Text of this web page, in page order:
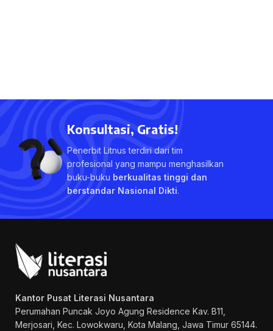
Konsultasi, Gratis!
Penerbit Litnus terdiri dari tim
profesional yang mampu menghasilkan
buku-buku berkualitas tinggi dan
berstandar Nasional Dikti.
Kantor Pusat Literasi Nusantara
Perumahan Puncak Joyo Agung Residence Kav. B11,
Merjosari, Kec. Lowokwaru, Kota Malang, Jawa Timur 65144.